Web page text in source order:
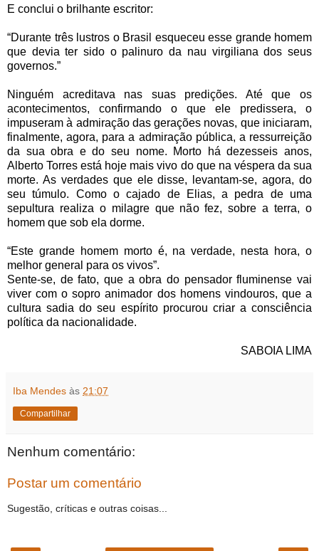
E conclui o brilhante escritor:
“Durante três lustros o Brasil esqueceu esse grande homem
que devia ter sido o palinuro da nau virgiliana dos seus
governos.”
Ninguém acreditava nas suas predições. Até que os
acontecimentos, confirmando o que ele predissera, o
impuseram à admiração das gerações novas, que iniciaram,
finalmente, agora, para a admiração pública, a ressurreição
da sua obra e do seu nome. Morto há dezesseis anos,
Alberto Torres está hoje mais vivo do que na véspera da sua
morte. As verdades que ele disse, levantam-se, agora, do
seu túmulo. Como o cajado de Elias, a pedra de uma
sepultura realiza o milagre que não fez, sobre a terra, o
homem que sob ela dorme.
“Este grande homem morto é, na verdade, nesta hora, o
melhor general para os vivos”.
Sente-se, de fato, que a obra do pensador fluminense vai
viver com o sopro animador dos homens vindouros, que a
cultura sadia do seu espírito procurou criar a consciência
política da nacionalidade.
SABOIA LIMA
Iba Mendes às 21:07
Compartilhar
Nenhum comentário:
Postar um comentário
Sugestão, críticas e outras coisas...